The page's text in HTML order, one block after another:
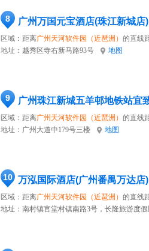
8 广州万国元宝酒店(珠江新城店)
区域：距离广州天河软件园（近琶洲） 的直线
地址： 越秀区寺右新马路93号 地图
9 广州珠江新城五羊邨地铁站宜
区域：距离广州天河软件园（近琶洲） 的直线
地址： 广州大道中179号三楼 地图
10 万泓国际酒店(广州番禺万达店)
区域：距离广州天河软件园（近琶洲） 的直线
地址： 南村镇官堂村镇南路3号，长隆旅游度